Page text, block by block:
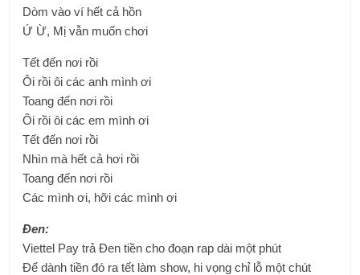
Dòm vào ví hết cả hồn
Ứ Ừ, Mị vẫn muốn chơi
Tết đến nơi rồi
Ôi rồi ôi các anh mình ơi
Toang đến nơi rồi
Ôi rồi ôi các em mình ơi
Tết đến nơi rồi
Nhìn mà hết cả hơi rồi
Toang đến nơi rồi
Các mình ơi, hỡi các mình ơi
Đen:
Viettel Pay trả Đen tiền cho đoạn rap dài một phút
Để dành tiền đó ra tết làm show, hi vọng chỉ lỗ một chút